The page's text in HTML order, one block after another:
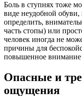
Боль в ступнях тоже
виде неудобной
определить,
часть стопы) или
человек иногда не
причины для
повышенное внимание
Опасные и
ощущения